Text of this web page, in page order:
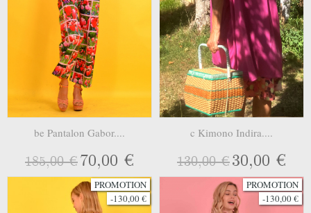
be Pantalon Gabor....
185,00 €70,00 €
c Kimono Indira....
130,00 €30,00 €
PROMOTION
-130,00 €
PROMOTION
-130,00 €